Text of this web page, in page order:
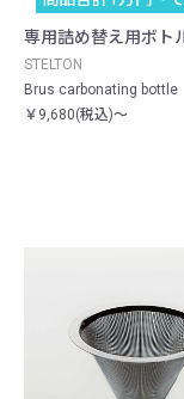
専用詰め替え用ボト
STELTON
Brus carbonating bottle
￥9,680(税込)～